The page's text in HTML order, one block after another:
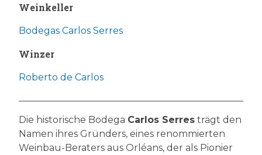
Weinkeller
Bodegas Carlos Serres
Winzer
Roberto de Carlos
Die historische Bodega Carlos Serres trägt den
Namen ihres Gründers, eines renommierten
Weinbau-Beraters aus Orléans, der als Pionier